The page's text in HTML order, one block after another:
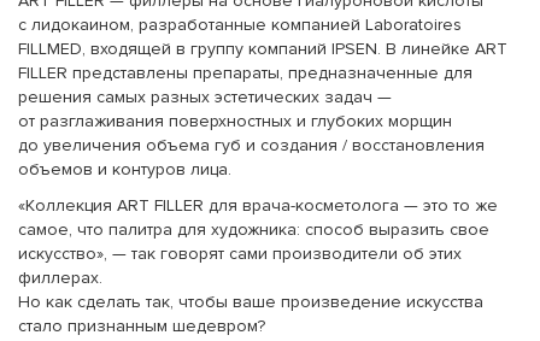
с лидокаином, разработанные компанией Laboratoires
FILLMED, входящей в группу компаний IPSEN. В линейке ART
FILLER представлены препараты, предназначенные для
решения самых разных эстетических задач —
от разглаживания поверхностных и глубоких морщин
до увеличения объема губ и создания / восстановления
объемов и контуров лица.
«Коллекция ART FILLER для врача-косметолога — это то же
самое, что палитра для художника: способ выразить свое
искусство», — так говорят сами производители об этих
филлерах.
Но как сделать так, чтобы ваше произведение искусства
стало признанным шедевром?